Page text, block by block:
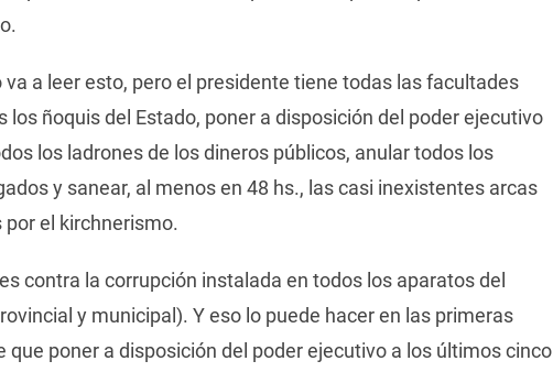
va a leer esto, pero el presidente tiene todas las facultades
los ñoquis del Estado, poner a disposición del poder ejecutivo
los ladrones de los dineros públicos, anular todos los
y sanear, al menos en 48 hs., las casi inexistentes arcas
el kirchnerismo.
contra la corrupción instalada en todos los aparatos del
y municipal). Y eso lo puede hacer en las primeras
que poner a disposición del poder ejecutivo a los últimos cinco